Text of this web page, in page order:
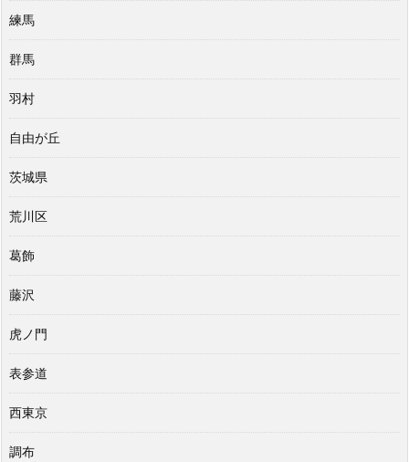
練馬
群馬
羽村
自由が丘
茨城県
荒川区
葛飾
藤沢
虎ノ門
表参道
西東京
調布